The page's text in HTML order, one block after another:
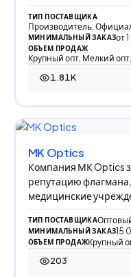
ТИП ПОСТАВЩИКА
Производитель,
МИНИМАЛЬНЫЙ ЗАКАЗот
ОБЪЕМ ПРОДАЖ
Крупный опт, Мелкий
1.81K
1 809 просмотров
MK Optics
Компания МК Optics
репутацию
медицинские
оборудованием, спе
ТИП ПОСТАВЩИКА
МИНИМАЛЬНЫЙ ЗАКАЗ15
ОБЪЕМ ПРОДАЖКрупный
203
203 просмотра